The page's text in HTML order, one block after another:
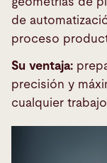
de
proceso
Su ventaja:
precisión y
cualquier